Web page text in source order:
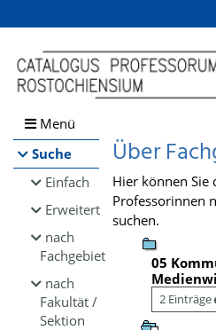
Browsen
direkt zum Inhalt
Menü
Suche
Einfach
Erweitert
nach
Fachgebiet
nach
Fakultät /
Sektion
Über
Hier können Sie
Professorinnen
suchen.
05
2 Einträge